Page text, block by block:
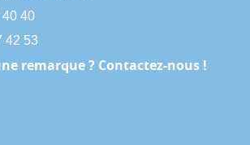
40 40
42 53
remarque ? Contactez-nous !